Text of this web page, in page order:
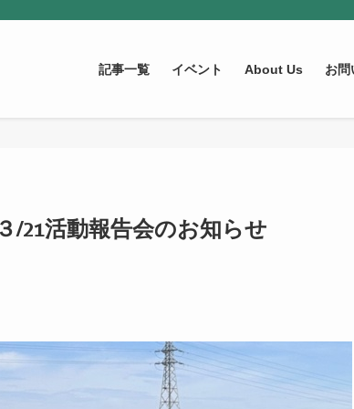
記事一覧 イベント About Us お問
/21活動報告会のお知らせ